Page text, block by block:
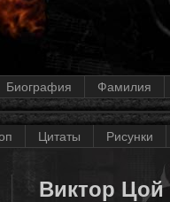
Биография Фамилия
Цитаты Рисунки
Виктор